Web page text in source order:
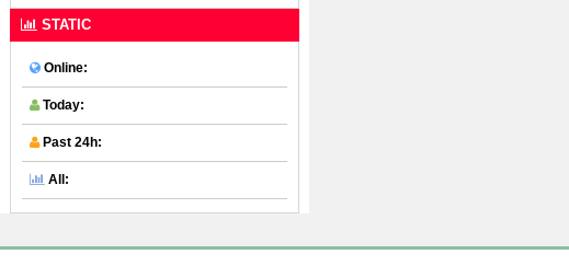
STATIC
Online:
Today:
Past 24h:
All: